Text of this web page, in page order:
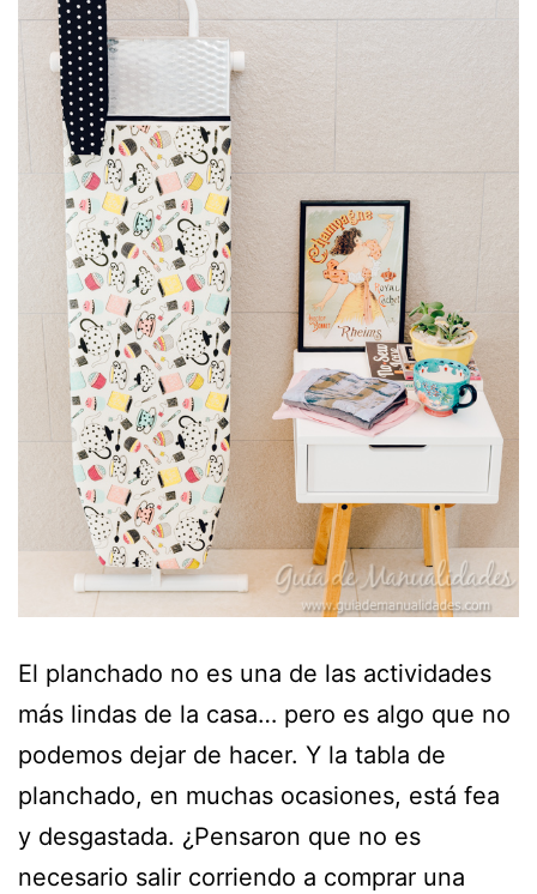
El planchado no es una de las actividades
más lindas de la casa… pero es algo que no
podemos dejar de hacer. Y la tabla de
planchado, en muchas ocasiones, está fea
y desgastada. ¿Pensaron que no es
necesario salir corriendo a comprar una